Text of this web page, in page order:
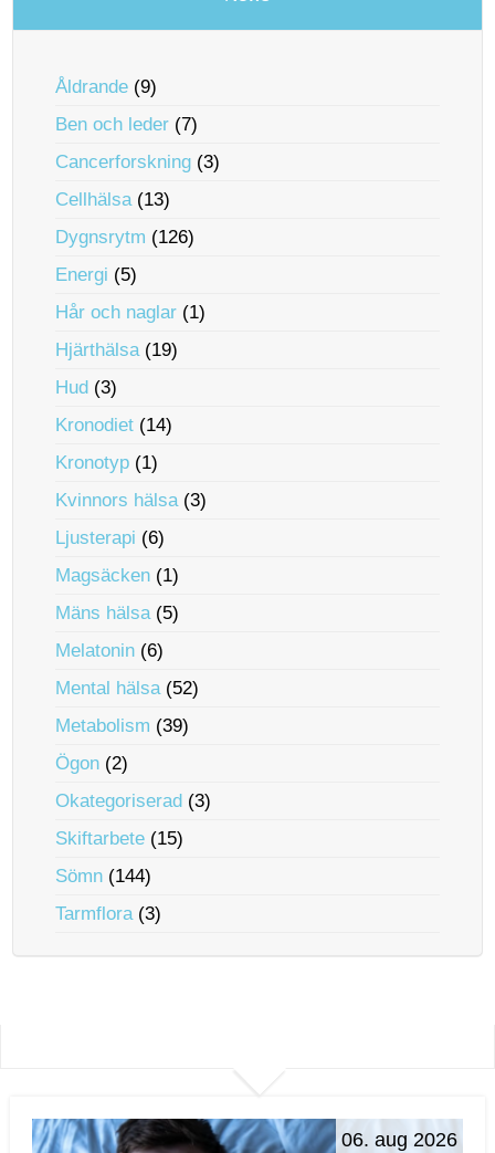
Åldrande (9)
Ben och leder (7)
Cancerforskning (3)
Cellhälsa(13)
Dygnsrytm (126)
Energi (5)
Hår och naglar (1)
Hjärthälsa(19)
Hud (3)
Kronodiet (14)
Kronotyp (1)
Kvinnors hälsa(3)
Ljusterapi (6)
Magsäcken (1)
Mäns hälsa(5)
Melatonin (6)
Mental hälsa(52)
Metabolism (39)
Ögon (2)
Okategoriserad (3)
Skiftarbete (15)
Sömn (144)
Tarmflora(3)
06. aug 2026